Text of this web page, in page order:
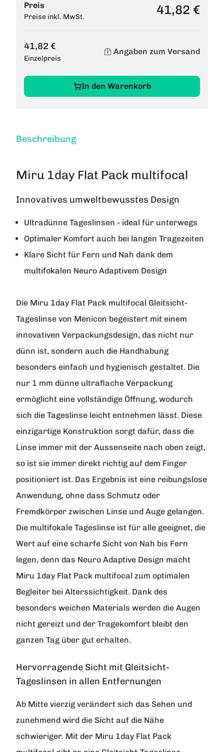
Preis
Preise inkl. MwSt. 41,82 €
41,82 €
Einzelpreis
Angaben zum Versand
In den Warenkorb
Beschreibung
Miru 1day Flat Pack multifocal
Innovatives umweltbewusstes Design
Ultradünne Tageslinsen - ideal für unterwegs
Optimaler Komfort auch bei langen Tragezeiten
Klare Sicht für Fern und Nah dank dem
multifokalen Neuro Adaptivem Design
Die Miru 1day Flat Pack multifocal Gleitsicht-
Tageslinse von Menicon begeistert mit einem
innovativen Verpackungsdesign, das nicht nur
dünn ist, sondern auch die Handhabung
besonders einfach und hygienisch gestaltet. Die
nur 1 mm dünne ultraflache Verpackung
ermöglicht eine vollständige Öffnung, wodurch
sich die Tageslinse leicht entnehmen lässt. Diese
einzigartige Konstruktion sorgt dafür, dass die
Linse immer mit der Aussenseite nach oben zeigt,
so ist sie immer direkt richtig auf dem Finger
positioniert ist. Das Ergebnis ist eine reibungslose
Anwendung, ohne dass Schmutz oder
Fremdkörper zwischen Linse und Auge gelangen.
Die multifokale Tageslinse ist für alle geeignet, die
Wert auf eine scharfe Sicht von Nah bis Fern
legen, denn das Neuro Adaptive Design macht
Miru 1day Flat Pack multifocal zum optimalen
Begleiter bei Alterssichtigkeit. Dank des
besonders weichen Materials werden die Augen
nicht gereizt und der Tragekomfort bleibt den
ganzen Tag über gut erhalten.
Hervorragende Sicht mit Gleitsicht-
Tageslinsen in allen Entfernungen
Ab Mitte vierzig verändert sich das Sehen und
zunehmend wird die Sicht auf die Nähe
schwieriger. Mit der Miru 1day Flat Pack